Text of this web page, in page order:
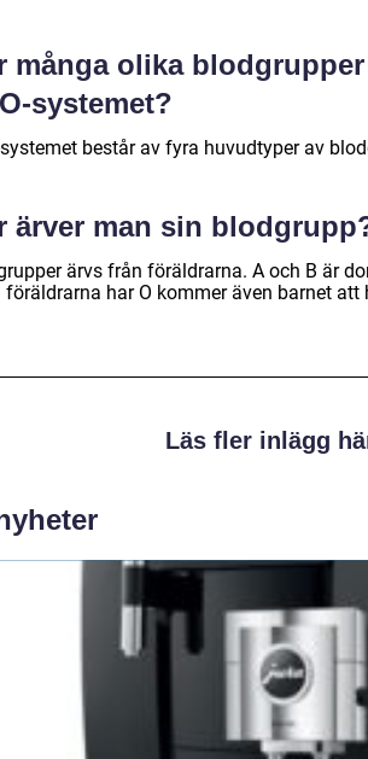
många olika
systemet?
består av fyra huvudtyper av
ärver man sin
ärvs från föräldrarna. A och B är
föräldrarna har O kommer även barnet att
Läs fler inlägg